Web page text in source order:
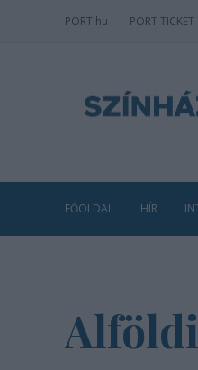
PORT.hu PORT TICKET
FŐOLDAL HÍR